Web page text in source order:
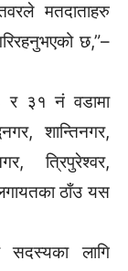
मतदाताहरु
छ,”–
र ३१ नं वडामा
शान्तिनगर,
त्रिपुरेश्वर,
ठाँउ यस
सदस्यका लागि